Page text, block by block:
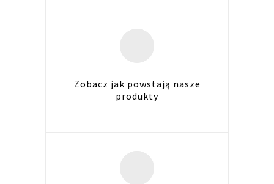
Zobacz jak powstają nasze
produkty